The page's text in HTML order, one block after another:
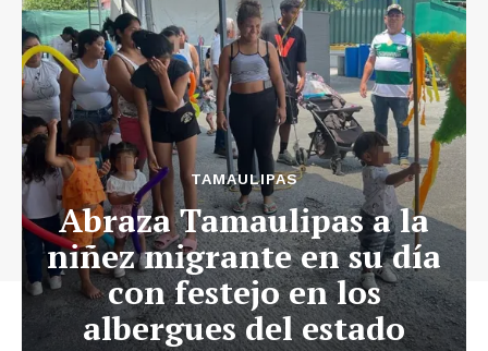
TAMAULIPAS
Abraza Tamaulipas a la
niñez migrante en su día
con festejo en los
albergues del estado